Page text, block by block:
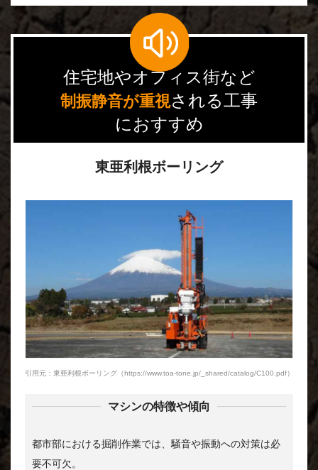
住宅地やオフィス街など
制振静音が重視される工事
におすすめ
東亜利根ボーリング
引用元：東亜利根ボーリング（https://www.toa-tone.jp/_shared/catalog/C100.pdf）
マシンの特徴や傾向
都市部における掘削作業では、騒音や振動への対策は必
要不可欠。